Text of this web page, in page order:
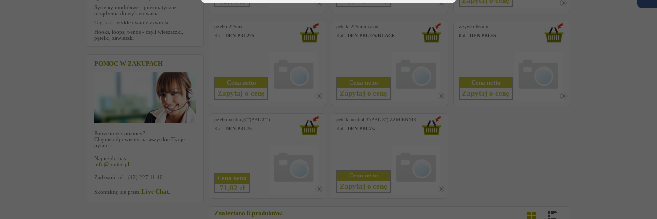
Systemy modułowe - pneumatyczne
urządzenia do etykietowania
Tag fast - etykietowanie żywności
Hooks, loops, t-ends - czyli wieszaczki,
pętelki, zawieszki
POMOC W ZAKUPACH
Potrzebujesz pomocy?
Chętnie odpowiemy na wszystkie Twoje
pytania.
Napisz do nas:
info@contec.pl
Zadzwoń: tel.: (42) 227 11 40
Skontaktuj się przez Live Chat
72,14 zł
petelki 225mm
Kat.: DEN-PBL225
Cena netto
Zapytaj o cenę
petelki 225mm czarne
Kat.: DEN-PBL225/BLACK
Cena netto
Zapytaj o cenę
zszywki 65 mm
Kat.: DEN-PBL65
Cena netto
Zapytaj o cenę
pętelki neutral,3""(PBL 3"")
Kat.: DEN-PBL75
Cena netto
71,02 zł
pętelki neutral,3"(PBL 3") ZAMIENNIK
Kat.: DEN-PBL75.
Cena netto
Zapytaj o cenę
Znaleziono 8 produktów.